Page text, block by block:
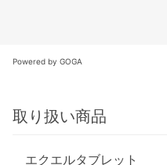
Powered by GOGA
取り扱い商品
エクエルタブレット